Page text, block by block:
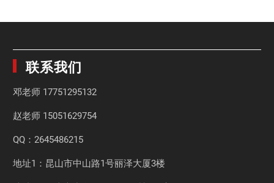
联系我们
邓老师 17751295132
赵老师 15051629754
QQ：2645486215
地址1：昆山市中山路1号丽泽大厦3楼